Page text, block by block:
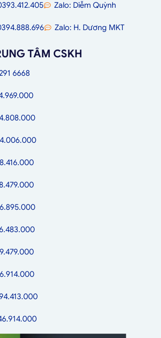
Zalo: Diễm Quỳnh
Zalo: H. Dương MKT
TÂM CSKH
6668